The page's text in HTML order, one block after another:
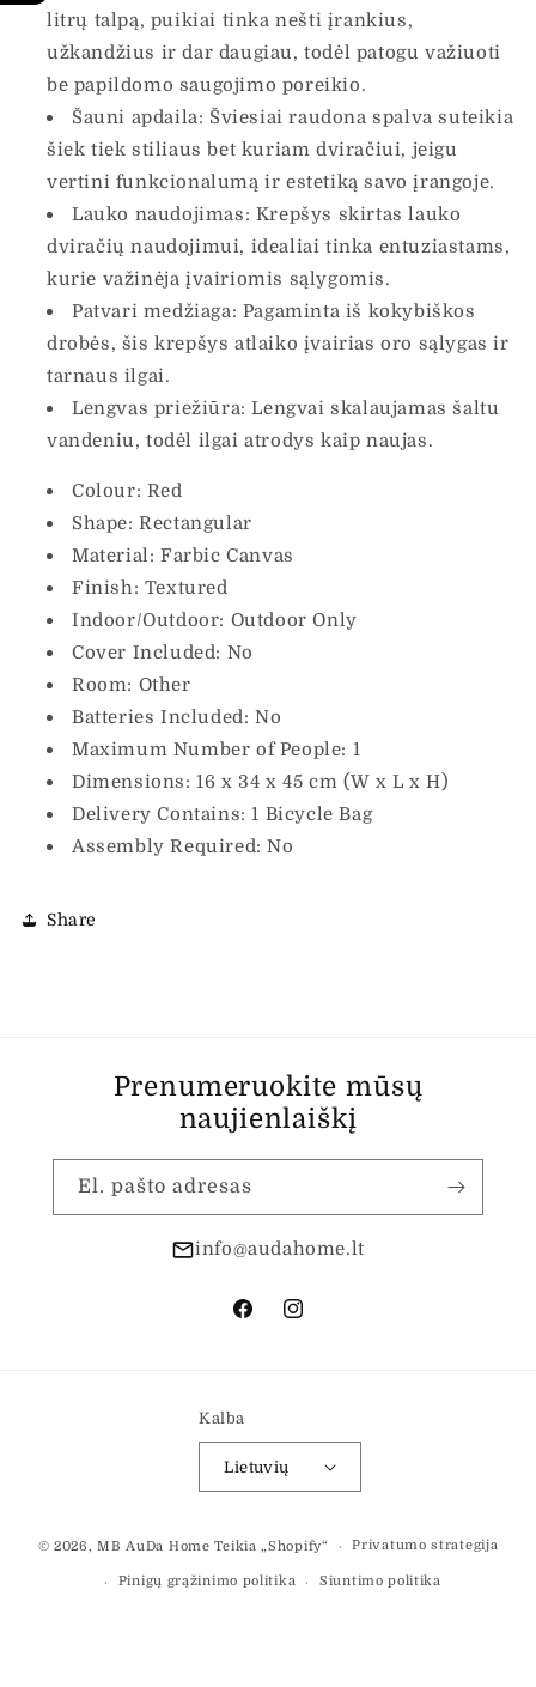
litrų talpą, puikiai tinka nešti įrankius,
užkandžius ir dar daugiau, todėl patogu važiuoti
be papildomo saugojimo poreikio.
Šauni apdaila: Šviesiai raudona spalva suteikia
šiek tiek stiliaus bet kuriam dviračiui, jeigu
vertini funkcionalumą ir estetiką savo įrangoje.
Lauko naudojimas: Krepšys skirtas lauko
dviračių naudojimui, idealiai tinka entuziastams,
kurie važinėja įvairiomis sąlygomis.
Patvari medžiaga: Pagaminta iš kokybiškos
drobės, šis krepšys atlaiko įvairias oro sąlygas ir
tarnaus ilgai.
Lengvas priežiūra: Lengvai skalaujamas šaltu
vandeniu, todėl ilgai atrodys kaip naujas.
Colour: Red
Shape: Rectangular
Material: Farbic Canvas
Finish: Textured
Indoor/Outdoor: Outdoor Only
Cover Included: No
Room: Other
Batteries Included: No
Maximum Number of People: 1
Dimensions: 16 x 34 x 45 cm (W x L x H)
Delivery Contains: 1 Bicycle Bag
Assembly Required: No
Share
Prenumeruokite mūsų
naujienlaiškį
El. pašto adresas
info@audahome.lt
„Facebook“„Instagram“
Kalba
Lietuvių
būdai
© 2026,MB AuDa Home Teikia „Shopify“ Privatumo strategija
Pinigų grąžinimo politika Siuntimo politika